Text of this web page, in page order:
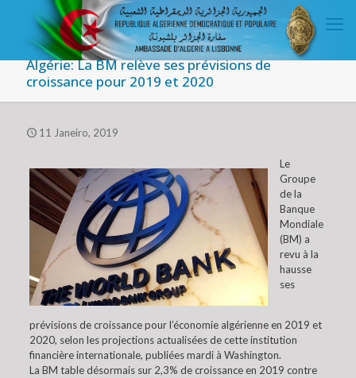
Algérie: La BM relève ses prévisions de
croissance pour 2019 et 2020
11 Janeiro, 2019
Le
Groupe
de la
Banque
Mondiale
(BM) a
revu à la
hausse
ses
prévisions de croissance pour l’économie algérienne en 2019 et
2020, selon les projections actualisées de cette institution
financière internationale, publiées mardi à Washington.
La BM table désormais sur 2,3% de croissance en 2019 contre